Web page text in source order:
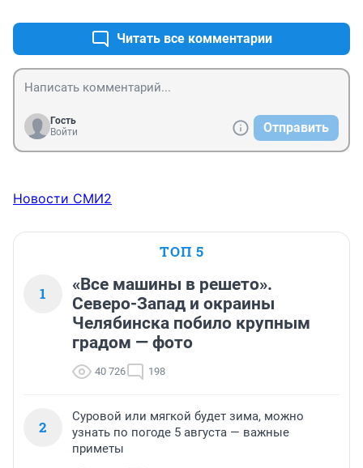
Читать все комментарии
Гость
Войти
Отправить
Новости СМИ2
ТОП 5
1
«Все машины в решето».
Северо-Запад и окраины
Челябинска побило крупным
градом — фото
40 726 198
2
Суровой или мягкой будет зима, можно
узнать по погоде 5 августа — важные
приметы